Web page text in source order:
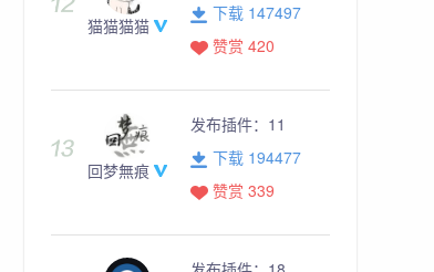
猫猫猫猫
下载 147497
赞赏 420
回梦無痕
发布插件： 11
下载 194477
赞赏 339